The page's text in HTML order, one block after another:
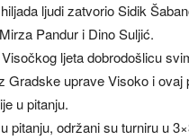
ljudi zatvorio Sidik
Pandur i Dino Suljić.
ljeta dobrodošlicu
Gradske uprave Visoko i
u pitanju.
pitanju, održani su turniru u